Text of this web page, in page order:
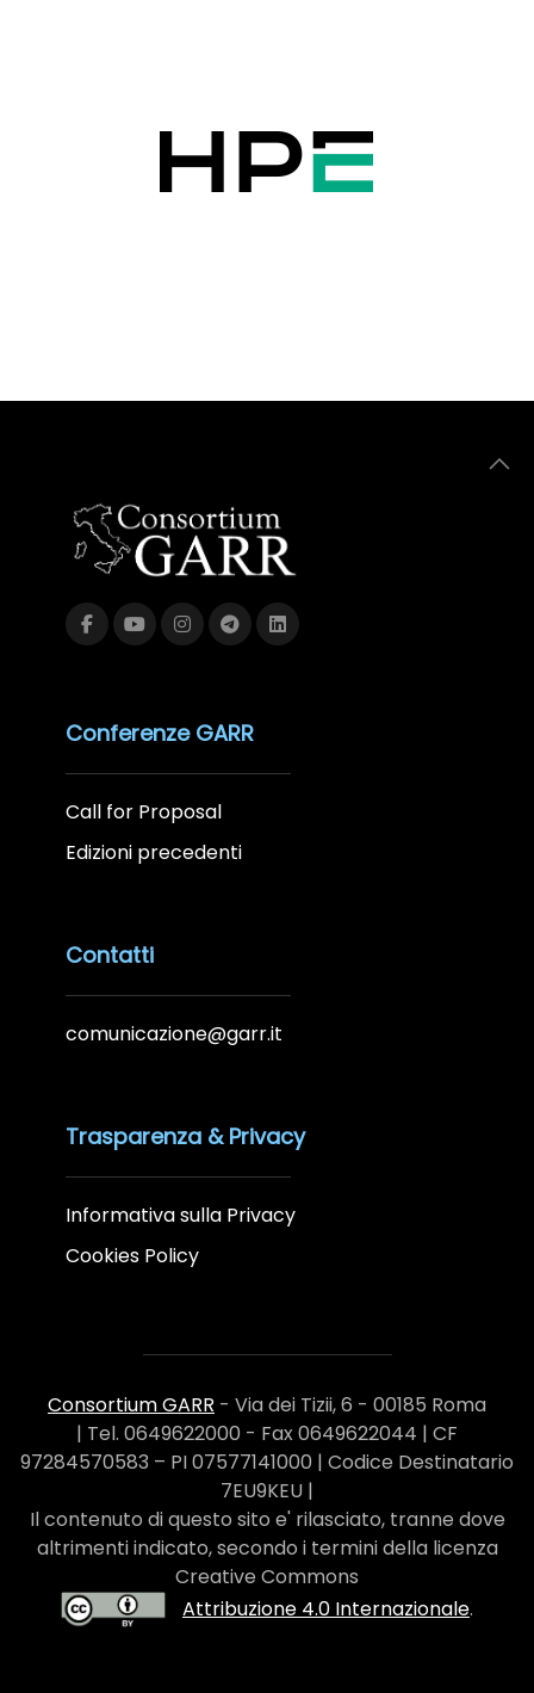
Conferenze GARR
Call for Proposal
Edizioni precedenti
Contatti
comunicazione@garr.it
Trasparenza & Privacy
Informativa sulla Privacy
Cookies Policy
Consortium GARR - Via dei Tizii, 6 - 00185 Roma
| Tel. 0649622000 - Fax 0649622044 | CF
97284570583 – PI 07577141000 | Codice Destinatario
7EU9KEU |
Il contenuto di questo sito e' rilasciato, tranne dove
altrimenti indicato, secondo i termini della licenza
Creative Commons
Attribuzione 4.0 Internazionale.